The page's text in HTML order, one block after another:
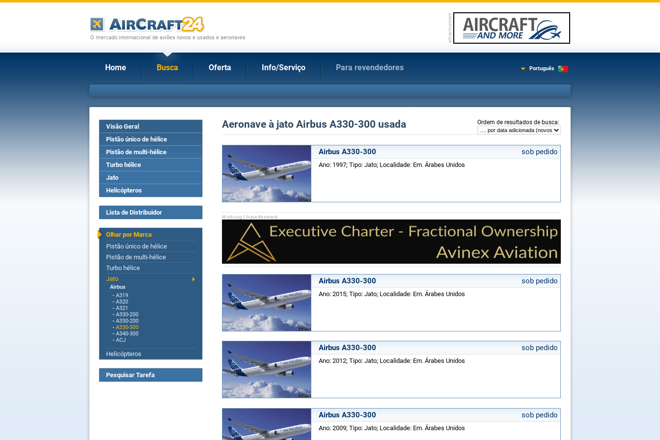
O mercado internacional de aviões novos e usados e aeronaves
Home Busca Oferta Info/Serviço Para revendedores Português
Visão Geral
Pistão único de hélice
Pistão de multi-hélice
Turbo hélice
Jato
Helicópteros
Lista de Distribuidor
Olhar por Marca
Pistão único de hélice
Pistão de multi-hélice
Turbo hélice
Jato
Airbus
- A319
- A320
- A321
- A330-200
- A330-200
- A330-300
- A340-300
- ACJ
Helicópteros
Pesquisar Tarefa
Ordem de resultados de busca:
Aeronave à jato Airbus A330-300 usada
Airbus A330-300 sob pedido
Ano: 1997; Tipo: Jato; Localidade: Em. Árabes Unidos
Airbus A330-300 sob pedido
Ano: 2015; Tipo: Jato; Localidade: Em. Árabes Unidos
Airbus A330-300 sob pedido
Ano: 2012; Tipo: Jato; Localidade: Em. Árabes Unidos
Airbus A330-300 sob pedido
Ano: 2009; Tipo: Jato; Localidade: Em. Árabes Unidos